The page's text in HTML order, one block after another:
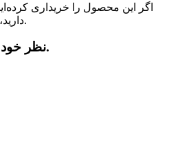
اگر این محصول را خریداری
دارید، می‌توانید نظر خود ثبت کنید.
نظر خود را با ما در میان بگذارید.